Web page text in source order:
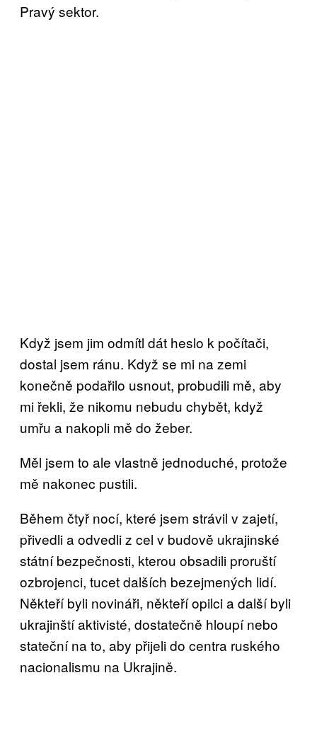
Pravý sektor.
Když jsem jim odmítl dát heslo k počítači,
dostal jsem ránu. Když se mi na zemi
konečně podařilo usnout, probudili mě, aby
mi řekli, že nikomu nebudu chybět, když
umřu a nakopli mě do žeber.
Měl jsem to ale vlastně jednoduché, protože
mě nakonec pustili.
Během čtyř nocí, které jsem strávil v zajetí,
přivedli a odvedli z cel v budově ukrajinské
státní bezpečnosti, kterou obsadili proruští
ozbrojenci, tucet dalších bezejmených lidí.
Někteří byli novináři, někteří opilci a další byli
ukrajinští aktivisté, dostatečně hloupí nebo
stateční na to, aby přijeli do centra ruského
nacionalismu na Ukrajině.